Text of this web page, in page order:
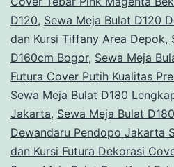
D120, Sewa Meja Bulat D120
dan Kursi Tiffany Area Depok,
D160cm Bogor, Sewa Meja
Futura Cover Putih Kualitas
Sewa Meja Bulat D180
Jakarta, Sewa Meja Bulat
Dewandaru Pendopo Jakarta
dan Kursi Futura Dekorasi